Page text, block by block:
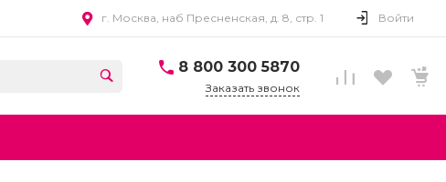
г. Москва, наб Пресненская, д. 8, стр. 1 Войти
8 800 300 5870
Заказать звонок